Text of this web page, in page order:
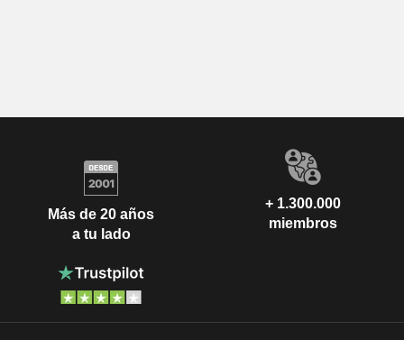
Más de 20 años
a tu lado
+ 1.300.000
miembros